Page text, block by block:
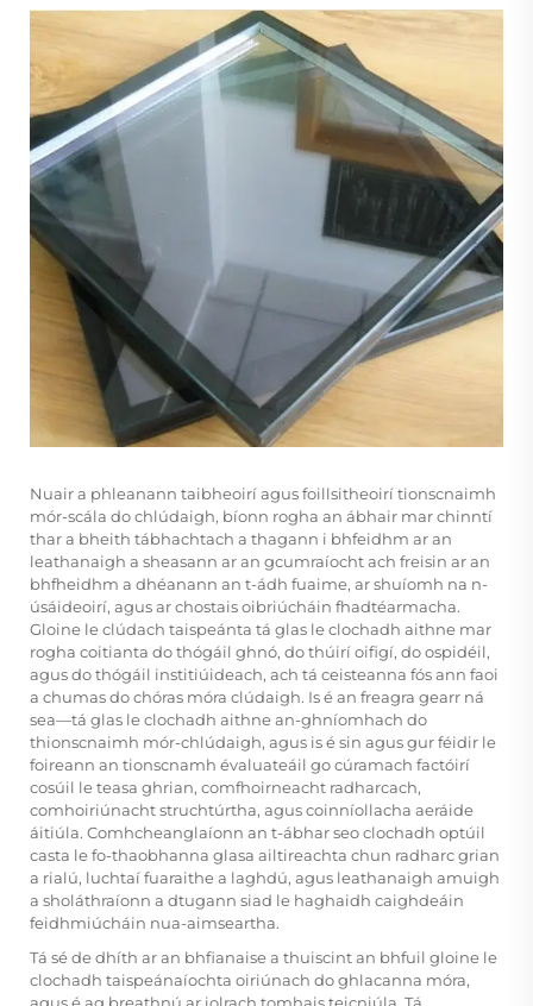
Nuair a phleanann taibheoirí agus foillsitheoirí tionscnaimh
mór-scála do chlúdaigh, bíonn rogha an ábhair mar chinntí
thar a bheith tábhachtach a thagann i bhfeidhm ar an
leathanaigh a sheasann ar an gcumraíocht ach freisin ar an
bhfheidhm a dhéanann an t-ádh fuaime, ar shuíomh na n-
úsáideoirí, agus ar chostais oibriúcháin fhadtéarmacha.
Gloine le clúdach taispeánta tá glas le clochadh aithne mar
rogha coitianta do thógáil ghnó, do thúirí oifigí, do ospidéil,
agus do thógáil institiúideach, ach tá ceisteanna fós ann faoi
a chumas do chóras móra clúdaigh. Is é an freagra gearr ná
sea—tá glas le clochadh aithne an-ghníomhach do
thionscnaimh mór-chlúdaigh, agus is é sin agus gur féidir le
foireann an tionscnamh évaluateáil go cúramach factóirí
cosúil le teasa ghrian, comfhoirneacht radharcach,
comhoiriúnacht struchtúrtha, agus coinníollacha aeráide
áitiúla. Comhcheanglaíonn an t-ábhar seo clochadh optúil
casta le fo-thaobhanna glasa ailtireachta chun radharc grian
a rialú, luchtaí fuaraithe a laghdú, agus leathanaigh amuigh
a sholáthraíonn a dtugann siad le haghaidh caighdeáin
feidhmiúcháin nua-aimseartha.
Tá sé de dhíth ar an bhfianaise a thuiscint an bhfuil gloine le
clochadh taispeánaíochta oiriúnach do ghlacanna móra,